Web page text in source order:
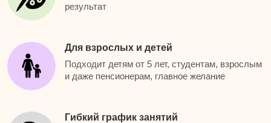
результат
Для взрослых и детей
Подходит детям от 5 лет, студентам, взрослым
и даже пенсионерам, главное желание
Гибкий график занятий